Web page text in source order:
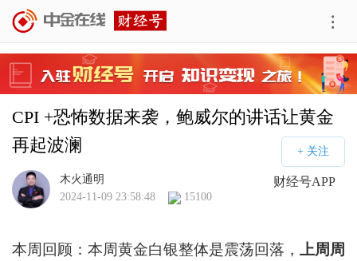
CPI +恐怖数据来袭，鲍威尔的讲话让黄金
再起波澜
财经号APP
木火通明
2024-11-09 23:58:48
15100
本周回顾：本周黄金白银整体是震荡回落，上周周